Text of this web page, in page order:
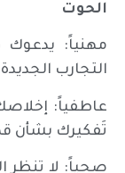
الحوت
مهنياً: يدعوك
التجارب
عاطفياً:
تَفكيرك بشأن
صحياً: لا تنظر